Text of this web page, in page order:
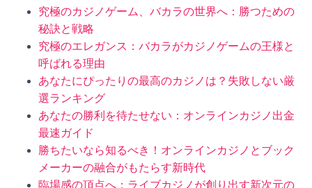
究極のカジノゲーム、バカラの世界へ：勝つための
秘訣と戦略
究極のエレガンス：バカラがカジノゲームの王様と
呼ばれる理由
あなたにぴったりの最高のカジノは？失敗しない厳
選ランキング
あなたの勝利を待たせない：オンラインカジノ出金
最速ガイド
勝ちたいなら知るべき！オンラインカジノとブック
メーカーの融合がもたらす新時代
臨場感の頂点へ：ライブカジノが創り出す新次元の